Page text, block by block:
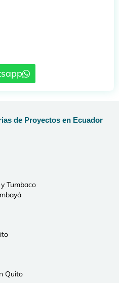
de Proyectos en Ecuador
Tumbaco
Quito